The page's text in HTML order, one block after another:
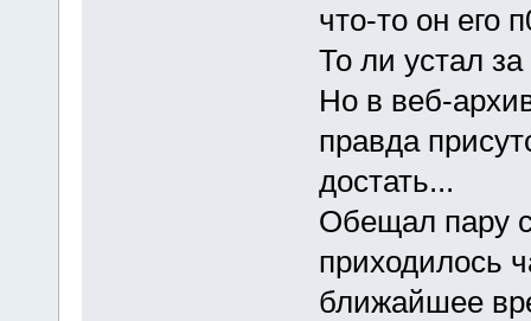
что-то он его
То ли устал
Но в веб-
правда
достать...
Обещал пару
приходилось
ближайшее